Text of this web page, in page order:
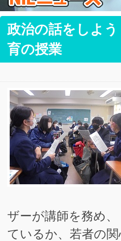
政治の話をしよ
育の授業
ザーが講師を務め
ているか、若者の